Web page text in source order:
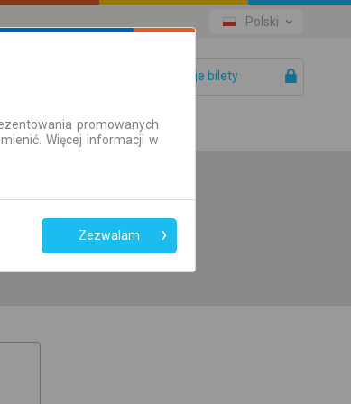
Polski
Twoje bilety
przesiadek
Tylko bilet online
promowanych
Więcej informacji w
Zezwalam